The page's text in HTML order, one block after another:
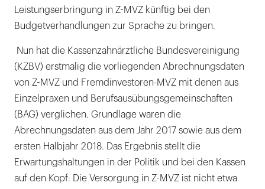
Leistungserbringung in Z-MVZ künftig bei den
Budgetverhandlungen zur Sprache zu bringen.
Nun hat die Kassenzahnärztliche Bundesvereinigung
(KZBV) erstmalig die vorliegenden Abrechnungsdaten
von Z-MVZ und Fremdinvestoren-MVZ mit denen aus
Einzelpraxen und Berufsausübungsgemeinschaften
(BAG) verglichen. Grundlage waren die
Abrechnungsdaten aus dem Jahr 2017 sowie aus dem
ersten Halbjahr 2018. Das Ergebnis stellt die
Erwartungshaltungen in der Politik und bei den Kassen
auf den Kopf: Die Versorgung in Z-MVZ ist nicht etwa